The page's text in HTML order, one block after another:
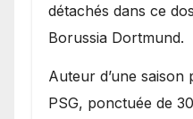
détachés dans ce
Borussia Dortmund.
Auteur d’une saison
PSG, ponctuée de